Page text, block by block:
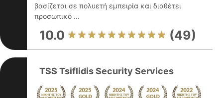
βασίζεται σε πολυετή εμπειρία και διαθέτει
προσωπικό ...
10.0 (49)
TSS Tsiflidis Security Services